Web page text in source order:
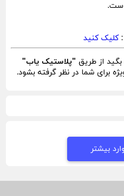
کلیک کنید
از طریق "پلاستیک یاب"
برای شما در نظر گرفته بشود.
بیشتر